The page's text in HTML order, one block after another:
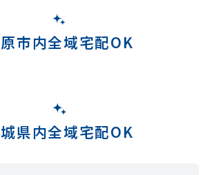
市内全域宅配OK
県内全域宅配OK